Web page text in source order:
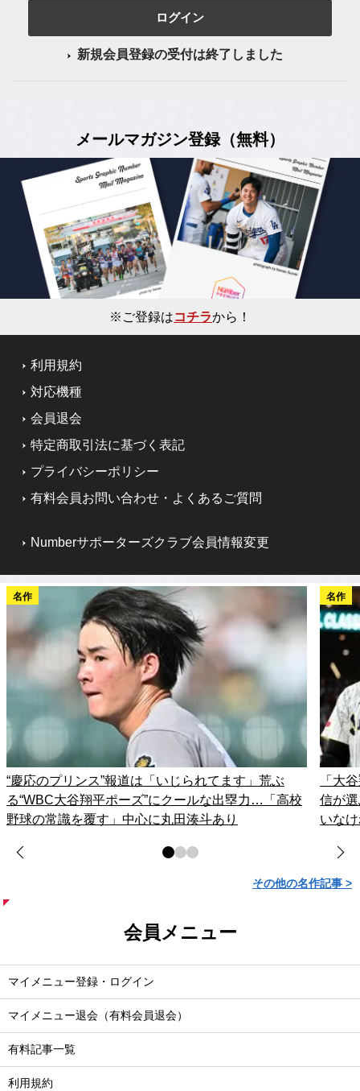
ログイン
新規会員登録の受付は終了しました
メールマガジン登録（無料）
※ご登録はコチラから！
利用規約
対応機種
会員退会
特定商取引法に基づく表記
プライバシーポリシー
有料会員お問い合わせ・よくあるご質問
Numberサポーターズクラブ会員情報変更
名作
“慶応のプリンス”報道は「いじられてます」荒ぶ
る“WBC大谷翔平ポーズ”にクールな出塁力…「高校
野球の常識を覆す」中心に丸田湊斗あり
名作
「大
信が
いな
その他の名作記事 >
会員メニュー
マイメニュー登録・ログイン
マイメニュー退会（有料会員退会）
有料記事一覧
利用規約